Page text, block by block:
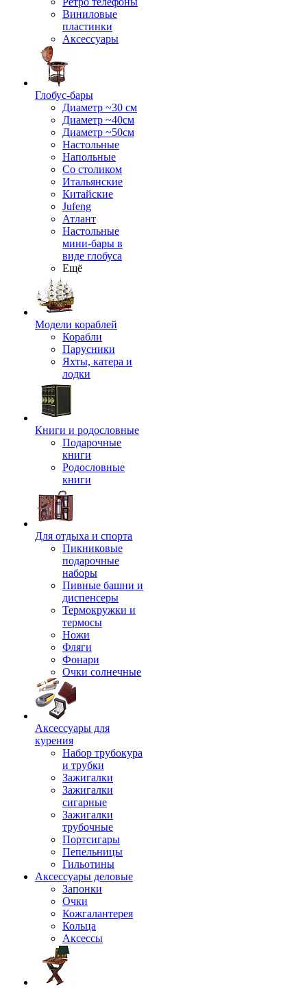
Виниловые
пластинки
Аксессуары
Глобус-бары
Диаметр ~30 см
Диаметр ~40см
Диаметр ~50см
Настольные
Напольные
Со столиком
Итальянские
Китайские
Jufeng
Атлант
Настольные
мини-бары в
виде глобуса
Ещё
Модели кораблей
Корабли
Парусники
Яхты, катера и
лодки
Книги и родословные
Подарочные
книги
Родословные
книги
Для отдыха и спорта
Пикниковые
подарочные
наборы
Пивные башни и
диспенсеры
Термокружки и
термосы
Ножи
Фляги
Фонари
Очки солнечные
Аксессуары для
курения
Набор трубокура
и трубки
Зажигалки
Зажигалки
сигарные
Зажигалки
трубочные
Портсигары
Пепельницы
Гильотины
Аксессуары деловые
Запонки
Очки
Кожгалантерея
Кольца
Аксессы